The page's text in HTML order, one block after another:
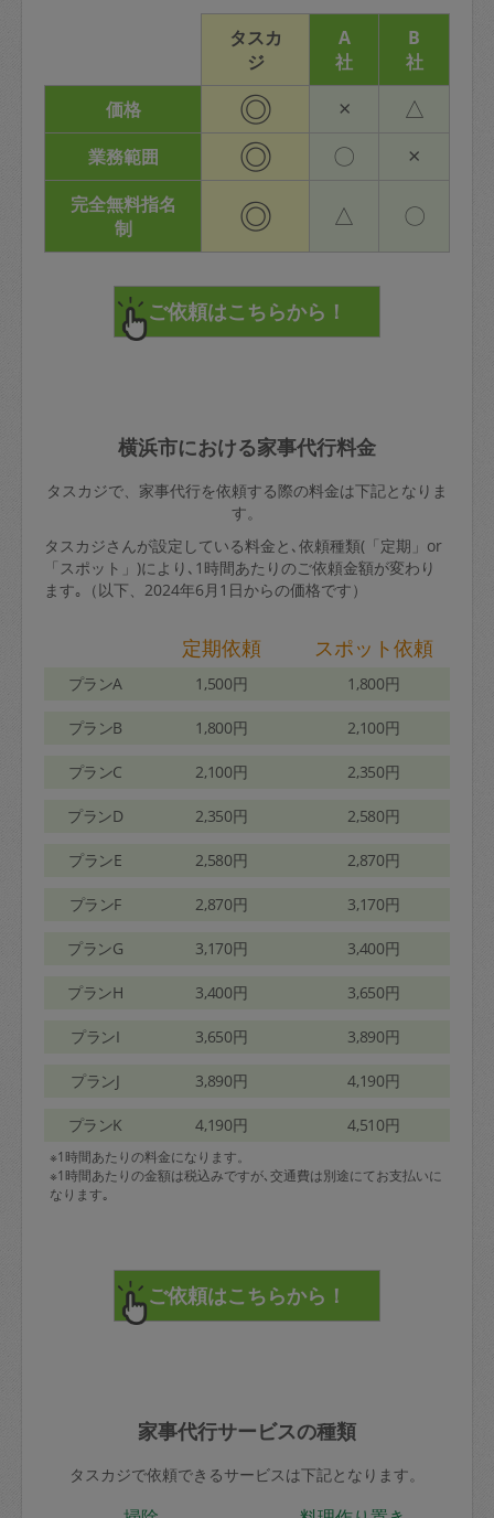
タスカ
ジ
A
社
B
社
価格
◎ × △
業務範囲 ◎ 〇 ×
完全無料指名
制
◎ △ 〇
横浜市における家事代行料金
タスカジで、家事代行を依頼する際の料金は下記となりま
す。
タスカジさんが設定している料金と､依頼種類(「定期」or
「スポット」)により､1時間あたりのご依頼金額が変わり
ます｡（以下、2024年6月1日からの価格です）
定期依頼 スポット依頼
プランA 1,500円 1,800円
プランB 1,800円 2,100円
プランC 2,100円 2,350円
プランD 2,350円 2,580円
プランE 2,580円 2,870円
プランF 2,870円 3,170円
プランG 3,170円 3,400円
プランH 3,400円 3,650円
プランI 3,650円 3,890円
プランJ 3,890円 4,190円
プランK 4,190円 4,510円
※1時間あたりの料金になります。
※1時間あたりの金額は税込みですが､交通費は別途にてお支払いに
なります｡
家事代行サービスの種類
タスカジで依頼できるサービスは下記となります。